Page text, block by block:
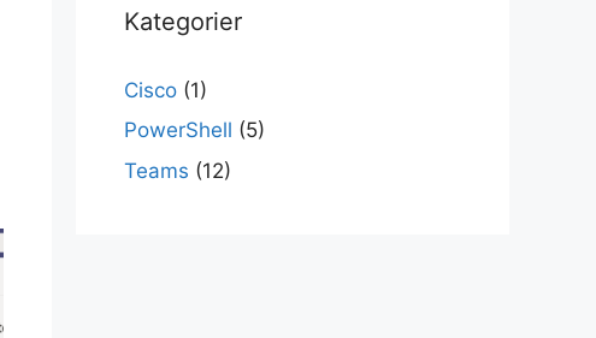
Kategorier
Cisco (1)
PowerShell (5)
Teams (12)